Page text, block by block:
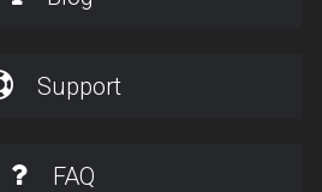
Support
FAQ